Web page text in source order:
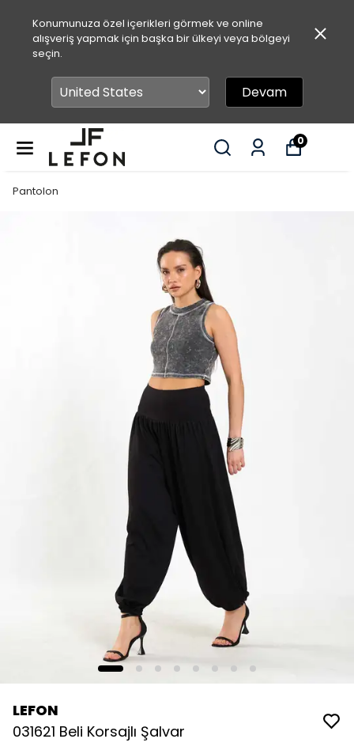
Konumunuza özel içerikleri görmek ve online
alışveriş yapmak için başka bir ülkeyi veya bölgeyi
seçin.
Devam
0
Pantolon
LEFON
031621 Beli Korsajlı Şalvar